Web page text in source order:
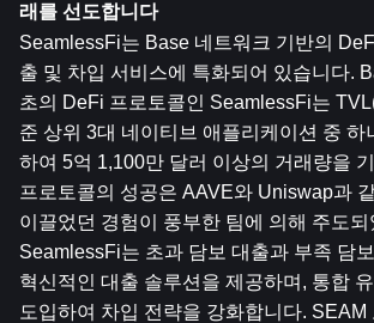
래를 선도합니다
SeamlessFi는 Base 네트워크 기반의
출 및 차입 서비스에 특화되어 있습니다.
초의 DeFi 프로토콜인 SeamlessFi는
준 상위 3대 네이티브 애플리케이션 중 하
하여 5억 1,100만 달러 이상의 거래량을
프로토콜의 성공은 AAVE와 Uniswap과
이끌었던 경험이 풍부한 팀에 의해 주도되
SeamlessFi는 초과 담보 대출과 부족 담
혁신적인 대출 솔루션을 제공하며, 통합
도입하여 차입 전략을 강화합니다. SEAM